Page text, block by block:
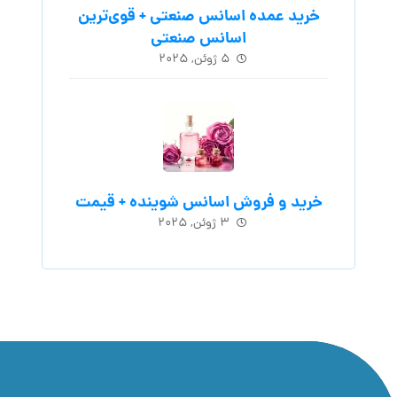
خرید عمده اسانس صنعتی + قوی‌ترین
اسانس‌ صنعتی
۵ ژوئن, ۲۰۲۵
خرید و فروش اسانس شوینده + قیمت
۳ ژوئن, ۲۰۲۵